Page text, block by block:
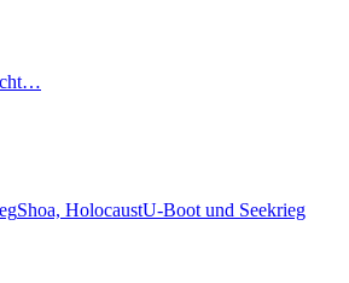
Shoa, HolocaustU-Boot und Seekrieg